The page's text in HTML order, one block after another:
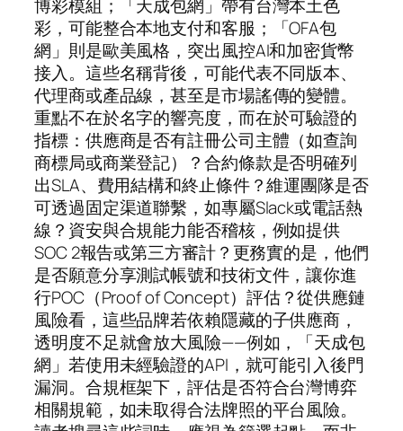
博彩模組；「天成包網」帶有台灣本土色
彩，可能整合本地支付和客服；「OFA包
網」則是歐美風格，突出風控AI和加密貨幣
接入。這些名稱背後，可能代表不同版本、
代理商或產品線，甚至是市場謠傳的變體。
重點不在於名字的響亮度，而在於可驗證的
指標：供應商是否有註冊公司主體（如查詢
商標局或商業登記）？合約條款是否明確列
出SLA、費用結構和終止條件？維運團隊是否
可透過固定渠道聯繫，如專屬Slack或電話熱
線？資安與合規能力能否稽核，例如提供
SOC 2報告或第三方審計？更務實的是，他們
是否願意分享測試帳號和技術文件，讓你進
行POC（Proof of Concept）評估？從供應鏈
風險看，這些品牌若依賴隱藏的子供應商，
透明度不足就會放大風險——例如，「天成包
網」若使用未經驗證的API，就可能引入後門
漏洞。合規框架下，評估是否符合台灣博弈
相關規範，如未取得合法牌照的平台風險。